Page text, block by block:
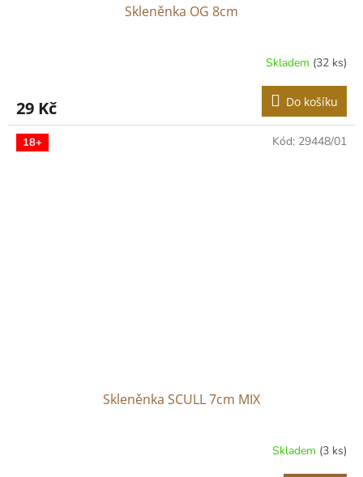
Skleněnka OG 8cm
Skladem (32 ks)
29 Kč Do košíku
18+
Skleněnka SCULL 7cm MIX
Skladem (3 ks)
Kód: 29448/01